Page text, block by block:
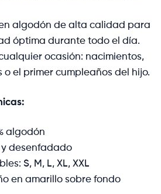
algodón de alta calidad para
óptima durante todo el día.
ocasión: nacimientos,
o el primer cumpleaños del hijo.
algodón
y desenfadado
S, M, L, XL, XXL
en amarillo sobre fondo